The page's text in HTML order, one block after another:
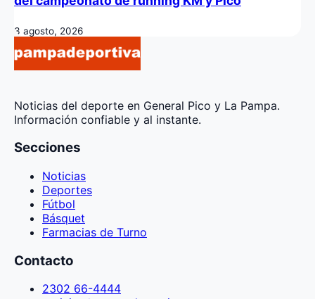
3 agosto, 2026
Noticias del deporte en General Pico y La Pampa.
Información confiable y al instante.
Secciones
Noticias
Deportes
Fútbol
Básquet
Farmacias de Turno
Contacto
2302 66-4444